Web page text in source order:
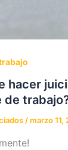
hacer
de
/marzo 11,